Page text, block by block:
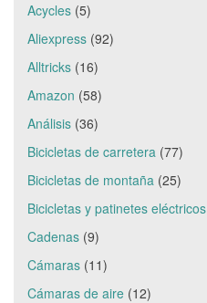
Acycles (5)
Aliexpress (92)
Alltricks (16)
Amazon (58)
Análisis (36)
Bicicletas de carretera (77)
Bicicletas de montaña (25)
Bicicletas y patinetes eléctricos
Cadenas (9)
Cámaras (11)
Cámaras de aire (12)